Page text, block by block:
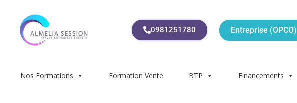
0981251780 Entreprise (OPCO)
Nos Formations Formation Vente BTP Financements